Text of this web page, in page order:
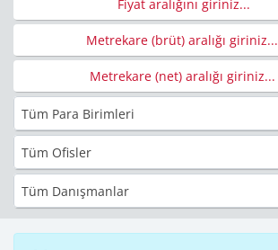
Fiyat aralığını giriniz...
Metrekare (brüt) aralığı giriniz...
Metrekare (net) aralığı giriniz...
Tüm Para Birimleri
Tüm Ofisler
Tüm Danışmanlar